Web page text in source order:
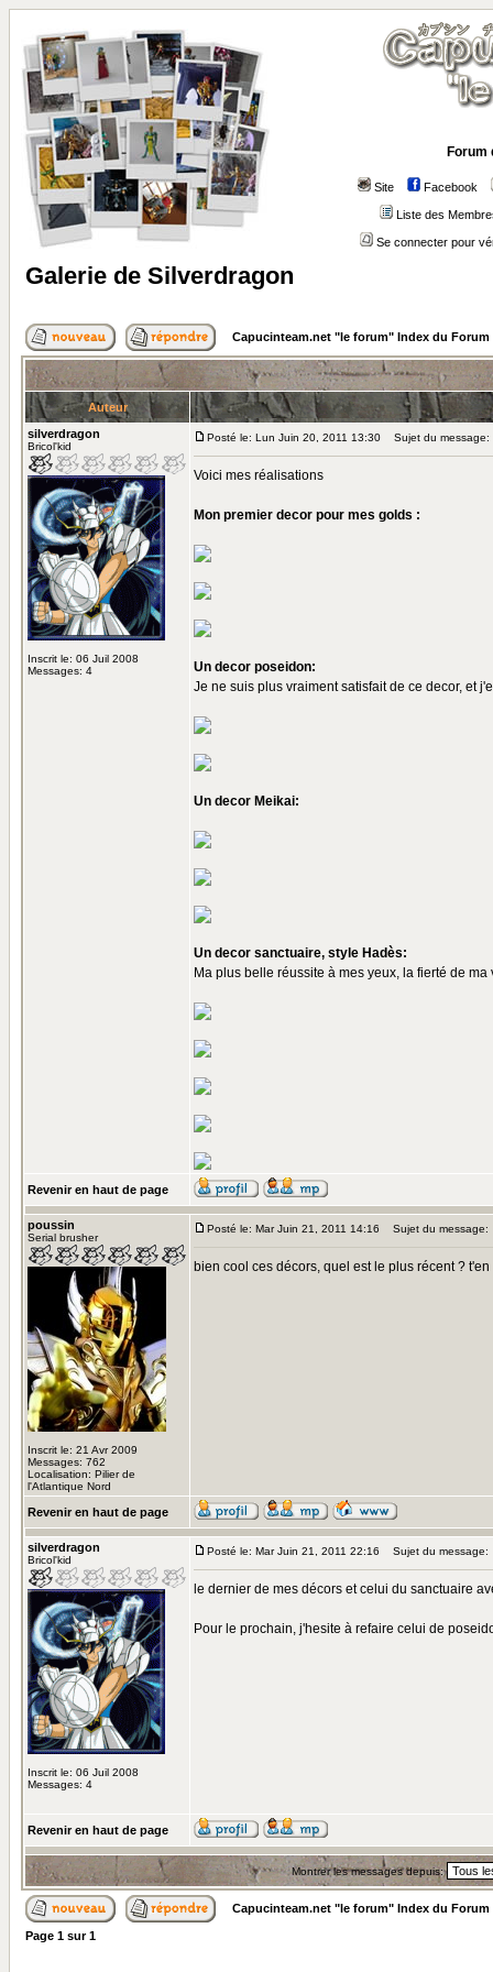
Forum
Site Facebook
Liste des
Se connecter pour
Galerie de Silverdragon
Capucinteam.net "le forum" Index du Forum
Auteur
silverdragon
Bricol'kid
Inscrit le: 06 Juil 2008
Messages: 4
Posté le: Lun Juin 20, 2011 13:30 Sujet du message:
Voici mes réalisations
Mon premier decor pour mes golds :
Un decor poseidon:
Je ne suis plus vraiment satisfait de ce decor, et
Un decor Meikai:
Un decor sanctuaire, style Hadès:
Ma plus belle réussite à mes yeux, la fierté de ma
Revenir en haut de page
poussin
Serial brusher
Inscrit le: 21 Avr 2009
Messages: 762
Localisation: Pilier de
l'Atlantique Nord
Posté le: Mar Juin 21, 2011 14:16 Sujet du message:
bien cool ces décors, quel est le plus récent ?
Revenir en haut de page
silverdragon
Bricol'kid
Inscrit le: 06 Juil 2008
Messages: 4
Posté le: Mar Juin 21, 2011 22:16 Sujet du message:
le dernier de mes décors et celui du sanctuaire
Pour le prochain, j'hesite à refaire celui de
Revenir en haut de page
Montrer les messages depuis:
Capucinteam.net "le forum" Index du Forum
Page 1 sur1